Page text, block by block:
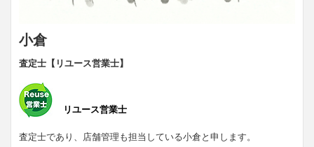
小倉
査定士【リユース営業士】
リユース営業士
査定士であり、店舗管理も担当している小倉と申します。